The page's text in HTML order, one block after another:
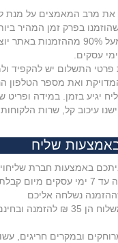
את מרב המאמצים על מנת
בפרק זמן המהיר
ולמעשה מעל 90% מההזמנות
פרטי התשלום יש להקפיד
ואת מספר הטלפון
יגיע בזמן. במידה ופריט
עיכוב קל, שרות הלקוחות
שליח
באמצעות חברת
זמן אספקה עד 7 ימי עסקים
נשלחה אליכם
עלויות המשלוח הן 35 ₪
ובמקרים חריגים,